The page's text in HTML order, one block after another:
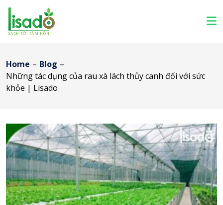
Home – Blog –
Những tác dụng của rau xà lách thủy canh đối với sức
khỏe | Lisado